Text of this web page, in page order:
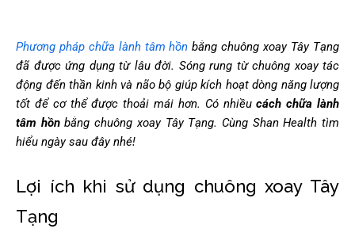
Phương pháp chữa lành tâm hồn bằng chuông xoay Tây Tạng
đã được ứng dụng từ lâu đời. Sóng rung từ chuông xoay tác
động đến thần kinh và não bộ giúp kích hoạt dòng năng lượng
tốt để cơ thể được thoải mái hơn. Có nhiềucách chữa lành
tâm hồnbằng chuông xoay Tây Tạng. Cùng Shan Health tìm
hiểu ngày sau đây nhé!
Lợi ích khi sử dụng chuông xoay Tây
Tạng